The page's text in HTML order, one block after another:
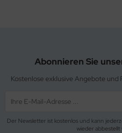
Abonnieren Sie
Kostenlose exklusive Angebote
Der Newsletter ist kostenlos und kann
wieder abbestellt